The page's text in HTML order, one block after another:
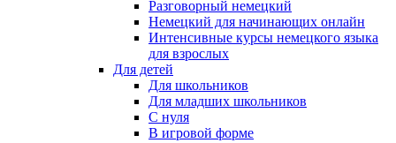
Разговорный немецкий
Немецкий для начинающих онлайн
Интенсивные курсы немецкого языка
для взрослых
Для детей
Для школьников
Для младших школьников
С нуля
В игровой форме